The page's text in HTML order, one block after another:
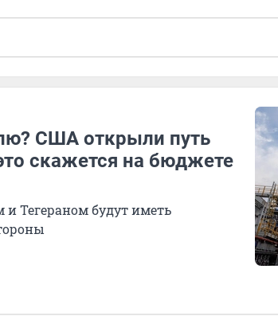
США открыли путь
скажется на бюджете
Тегераном будут иметь